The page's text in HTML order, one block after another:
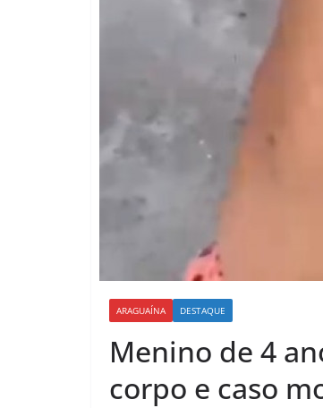
ARAGUAÍNA DESTAQUE
Menino de 4
corpo e caso